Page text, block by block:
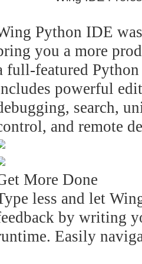
Python IDE
you a more
full-featured
powerful
search,
and remote
More Done
less and let
by writing
Easily